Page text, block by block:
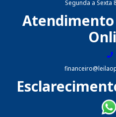
Segunda a Sexta
Atendimento